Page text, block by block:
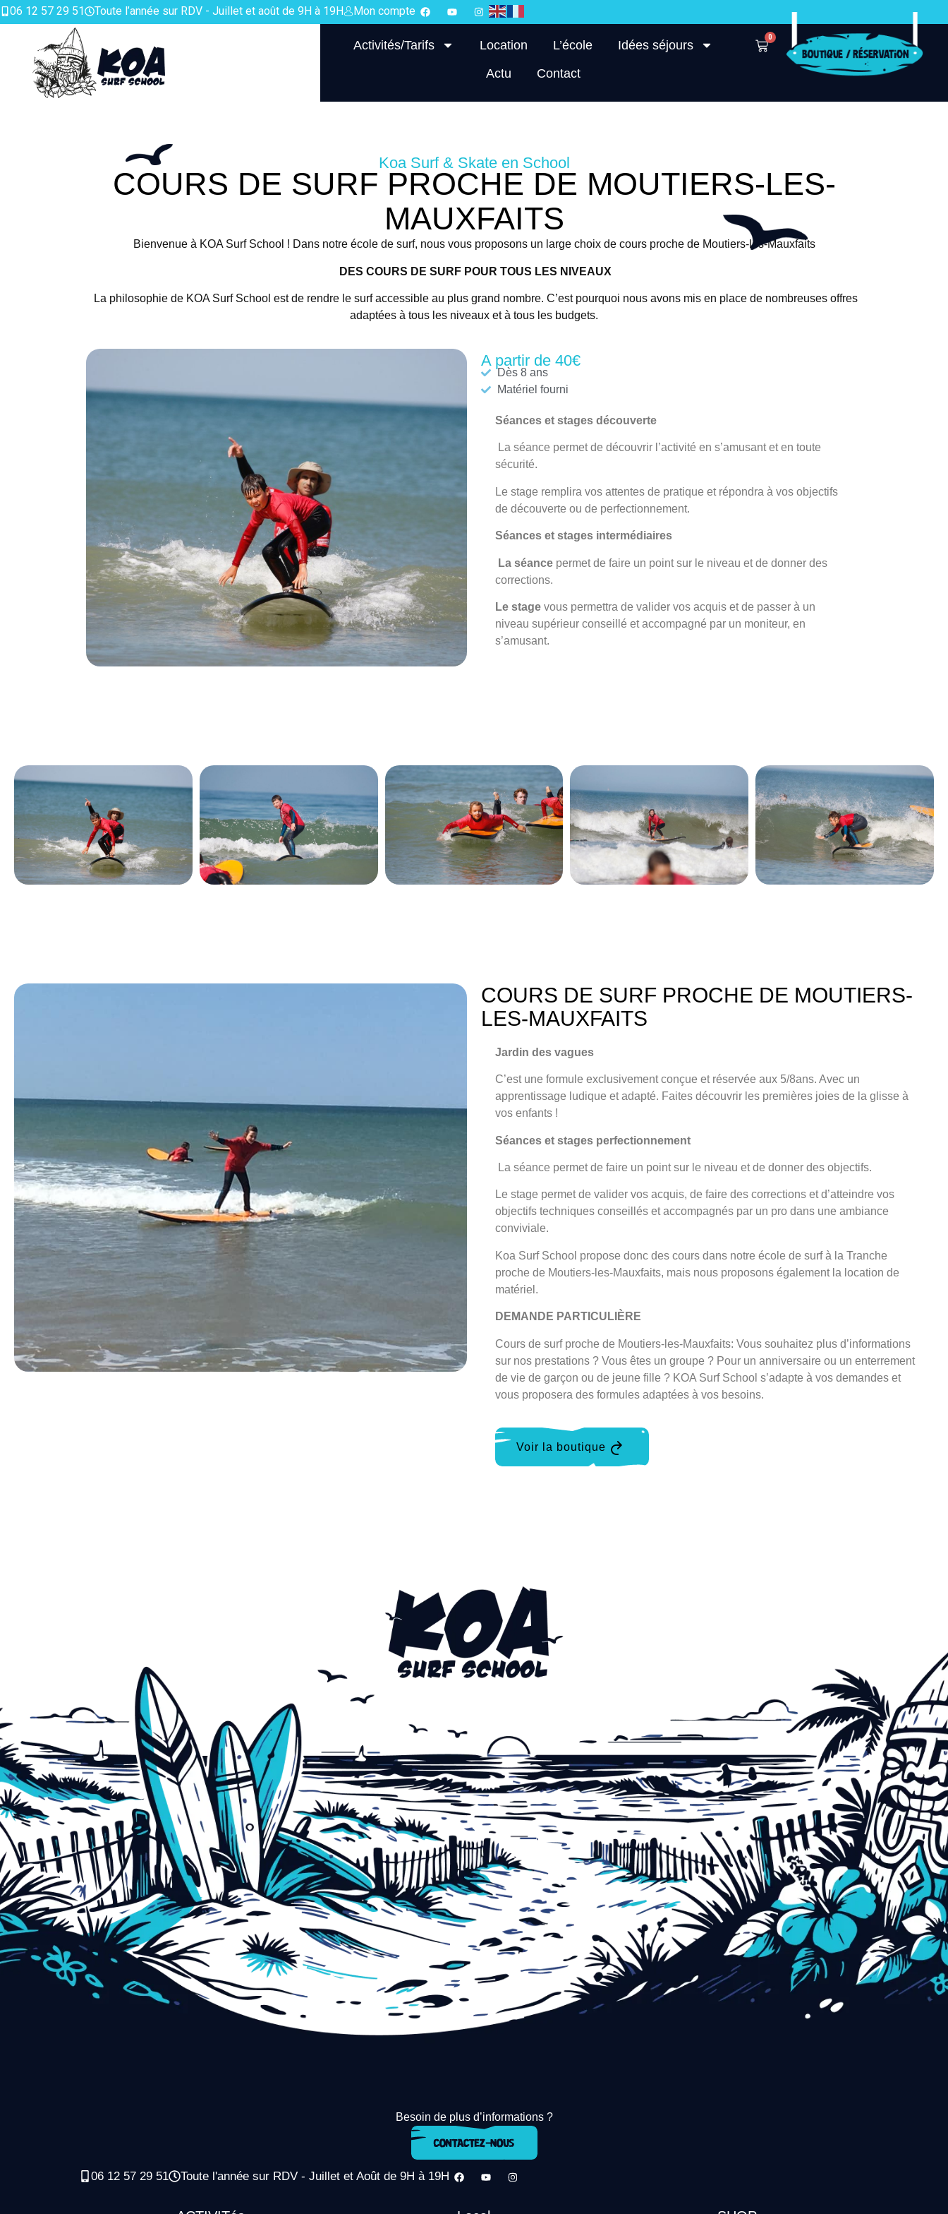
06 12 57 29 51 Toute l’année sur RDV - Juillet et août de 9H à 19H Mon compte
Activités/Tarifs Location L’école
Idées séjours
Actu
Contact
0
Koa Surf & Skate en School
COURS DE SURF PROCHE DE MOUTIERS-LES-
MAUXFAITS
Bienvenue à KOA Surf School ! Dans notre école de surf, nous vous proposons un large choix de cours proche de Moutiers-les-Mauxfaits
DES COURS DE SURF POUR TOUS LES NIVEAUX
La philosophie de KOA Surf School est de rendre le surf accessible au plus grand nombre. C’est pourquoi nous avons mis en place de nombreuses offres
adaptées à tous les niveaux et à tous les budgets.
A partir de 40€
Dès 8 ans
Matériel fourni
Séances et stages découverte
La séance permet de découvrir l’activité en s’amusant et en toute
sécurité.
Le stage remplira vos attentes de pratique et répondra à vos objectifs
de découverte ou de perfectionnement.
Séances et stages intermédiaires
La séance permet de faire un point sur le niveau et de donner des
corrections.
Le stage vous permettra de valider vos acquis et de passer à un
niveau supérieur conseillé et accompagné par un moniteur, en
s’amusant.
COURS DE SURF PROCHE DE MOUTIERS-
LES-MAUXFAITS
Jardin des vagues
C’est une formule exclusivement conçue et réservée aux 5/8ans. Avec un
apprentissage ludique et adapté. Faites découvrir les premières joies de la glisse à
vos enfants !
Séances et stages perfectionnement
La séance permet de faire un point sur le niveau et de donner des objectifs.
Le stage permet de valider vos acquis, de faire des corrections et d’atteindre vos
objectifs techniques conseillés et accompagnés par un pro dans une ambiance
conviviale.
Koa Surf School propose donc des cours dans notre école de surf à la Tranche
proche de Moutiers-les-Mauxfaits, mais nous proposons également la location de
matériel.
DEMANDE PARTICULIÈRE
Cours de surf proche de Moutiers-les-Mauxfaits: Vous souhaitez plus d’informations
sur nos prestations ? Vous êtes un groupe ? Pour un anniversaire ou un enterrement
de vie de garçon ou de jeune fille ? KOA Surf School s’adapte à vos demandes et
vous proposera des formules adaptées à vos besoins.
Voir la boutique
Besoin de plus d’informations ?
06 12 57 29 51 Toute l'année sur RDV - Juillet et Août de 9H à 19H